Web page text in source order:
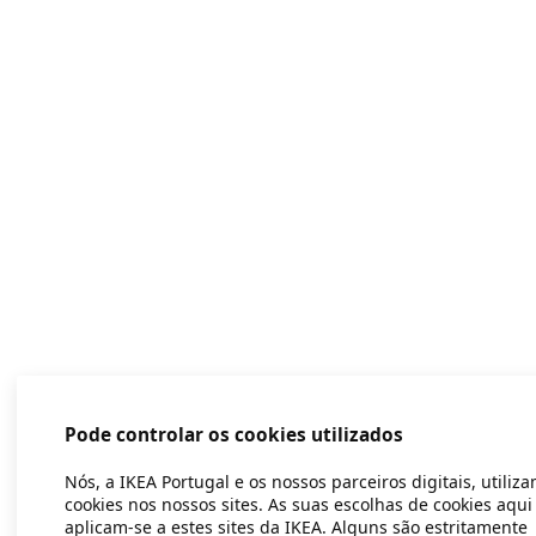
Pode controlar os cookies utilizados
Nós, a IKEA Portugal e os nossos parceiros digitais,
cookies nos nossos sites. As suas escolhas de cookies aqui
aplicam-se a estes sites da IKEA. Alguns são estritamente